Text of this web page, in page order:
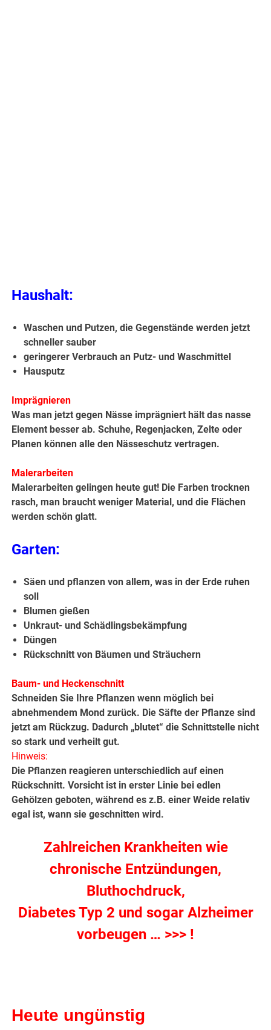
Haushalt:
Waschen und Putzen, die Gegenstände werden jetzt
schneller sauber
geringerer Verbrauch an Putz- und Waschmittel
Hausputz
Imprägnieren
Was man jetzt gegen Nässe imprägniert hält das nasse
Element besser ab. Schuhe, Regenjacken, Zelte oder
Planen können alle den Nässeschutz vertragen.
Malerarbeiten
Malerarbeiten gelingen heute gut! Die Farben trocknen
rasch, man braucht weniger Material, und die Flächen
werden schön glatt.
Garten:
Säen und pflanzen von allem, was in der Erde ruhen
soll
Blumen gießen
Unkraut- und Schädlingsbekämpfung
Düngen
Rückschnitt von Bäumen und Sträuchern
Baum- und Heckenschnitt
Schneiden Sie Ihre Pflanzen wenn möglich bei
abnehmendem Mond zurück. Die Säfte der Pflanze sind
jetzt am Rückzug. Dadurch „blutet“ die Schnittstelle nicht
so stark und verheilt gut.
Hinweis:
Die Pflanzen reagieren unterschiedlich auf einen
Rückschnitt. Vorsicht ist in erster Linie bei edlen
Gehölzen geboten, während es z.B. einer Weide relativ
egal ist, wann sie geschnitten wird.
Zahlreichen Krankheiten wie
chronische Entzündungen,
Bluthochdruck,
Diabetes Typ 2 und sogar Alzheimer
vorbeugen … >>> !
Heute ungünstig